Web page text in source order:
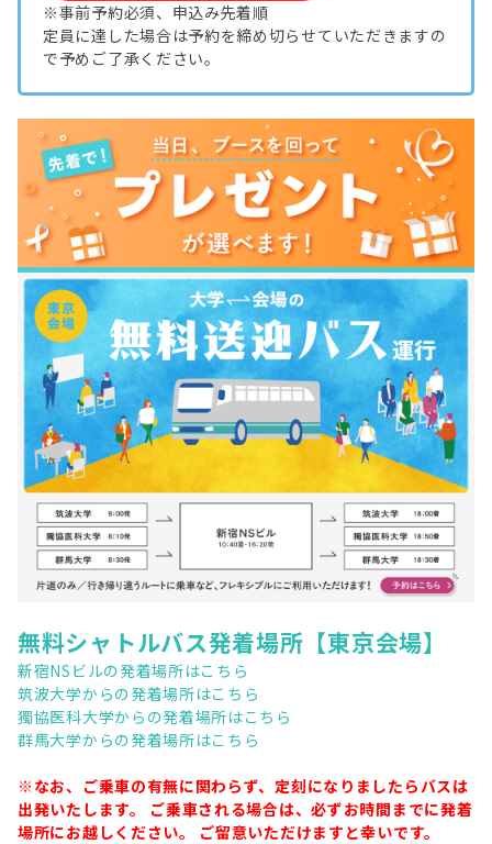
※事前予約必須、申込み先着順
定員に達した場合は予約を締め切らせていただきますの
で予めご了承ください。
無料シャトルバス発着場所【東京会場】
新宿NSビルの発着場所はこちら
筑波大学からの発着場所はこちら
獨協医科大学からの発着場所はこちら
群馬大学からの発着場所はこちら
※なお、ご乗車の有無に関わらず、定刻になりましたらバスは
出発いたします。 ご乗車される場合は、必ずお時間までに発着
場所にお越しください。 ご留意いただけますと幸いです。